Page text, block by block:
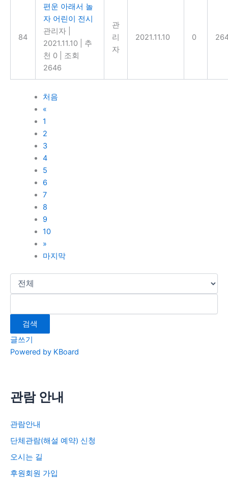
84
편운 아래서 놀
자 어린이 전시
관리자
2021.11.10
추
천 0
조회
2646
관
리
자
2021.11.10 0
처음
«
1
2
3
4
5
6
7
8
9
10
»
마지막
검색
글쓰기
Powered by KBoard
관람 안내
관람안내
단체관람(해설 예약) 신청
오시는 길
후원회원 가입